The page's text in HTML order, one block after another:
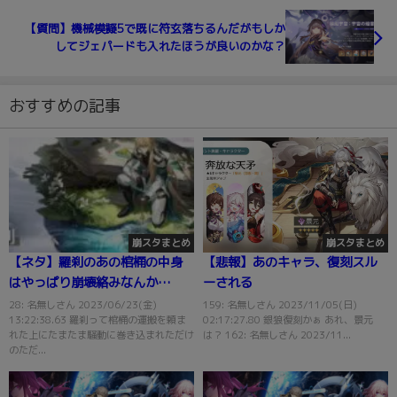
【質問】機械模擬5で既に符玄落ちるんだがもしか
してジェパードも入れたほうが良いのかな？
おすすめの記事
崩スタまとめ
【ネタ】羅刹のあの棺桶の中身
はやっぱり崩壊絡みなんか
な？？
28: 名無しさん 2023/06/23(金)
13:22:38.63 羅刹って棺桶の運搬を頼ま
れた上にたまたま騒動に巻き込まれただけ
のただ...
崩スタまとめ
【悲報】あのキャラ、復刻スル
ーされる
159: 名無しさん 2023/11/05(日)
02:17:27.80 銀狼復刻かぁ あれ、景元
は？ 162: 名無しさん 2023/11...